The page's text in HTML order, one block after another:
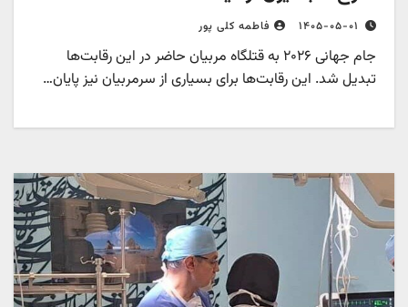
۱۴۰۵-۰۵-۰۱ فاطمه کلی پور
جام جهانی ۲۰۲۶ به قتلگاه مربیان حاضر در این رقابت‌ها
تبدیل شد. این رقابت‌ها برای بسیاری از سرمربیان نیز پایان…